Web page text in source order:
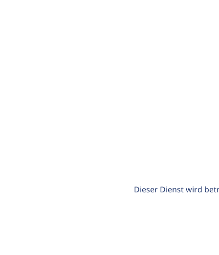
Dieser Dienst wird